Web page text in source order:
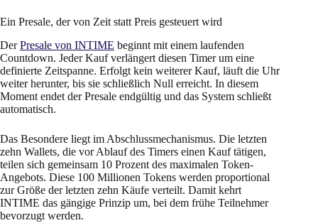
Ein Presale, der von Zeit statt Preis gesteuert wird
DerPresale von INTIME beginnt mit einem laufenden
Countdown. Jeder Kauf verlängert diesen Timer um eine
definierte Zeitspanne. Erfolgt kein weiterer Kauf, läuft die Uhr
weiter herunter, bis sie schließlich Null erreicht. In diesem
Moment endet der Presale endgültig und das System schließt
automatisch.
Das Besondere liegt im Abschlussmechanismus. Die letzten
zehn Wallets, die vor Ablauf des Timers einen Kauf tätigen,
teilen sich gemeinsam 10 Prozent des maximalen Token-
Angebots. Diese 100 Millionen Tokens werden proportional
zur Größe der letzten zehn Käufe verteilt. Damit kehrt
INTIME das gängige Prinzip um, bei dem frühe Teilnehmer
bevorzugt werden.